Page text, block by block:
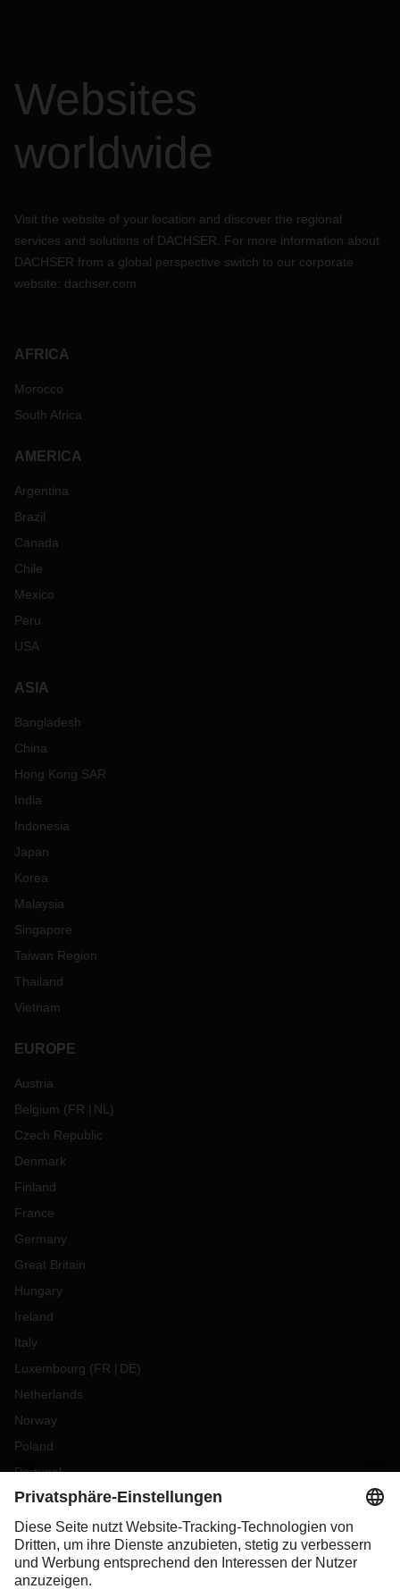
Websites
worldwide
Visit the website of your location and discover the regional
services and solutions of DACHSER. For more information about
DACHSER from a global perspective switch to our corporate
website: dachser.com
AFRICA
Morocco
South Africa
AMERICA
Argentina
Brazil
Canada
Chile
Mexico
Peru
USA
ASIA
Bangladesh
China
Hong Kong SAR
India
Indonesia
Japan
Korea
Malaysia
Singapore
Taiwan Region
Thailand
Vietnam
EUROPE
Austria
Belgium (FR NL )
Czech Republic
Denmark
Finland
France
Germany
Great Britain
Hungary
Ireland
Italy
Luxembourg (FR DE)
Netherlands
Norway
Poland
Portugal
Romania
Slovakia
Spain
Sweden